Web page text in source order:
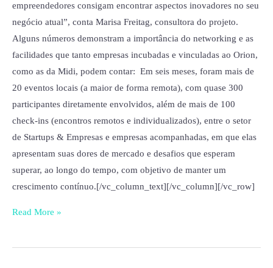
empreendedores consigam encontrar aspectos inovadores no seu
negócio atual”, conta Marisa Freitag, consultora do projeto.
Alguns números demonstram a importância do networking e as
facilidades que tanto empresas incubadas e vinculadas ao Orion,
como as da Midi, podem contar: Em seis meses, foram mais de
20 eventos locais (a maior de forma remota), com quase 300
participantes diretamente envolvidos, além de mais de 100
check-ins (encontros remotos e individualizados), entre o setor
de Startups & Empresas e empresas acompanhadas, em que elas
apresentam suas dores de mercado e desafios que esperam
superar, ao longo do tempo, com objetivo de manter um
crescimento contínuo.[/vc_column_text][/vc_column][/vc_row]
Read More »